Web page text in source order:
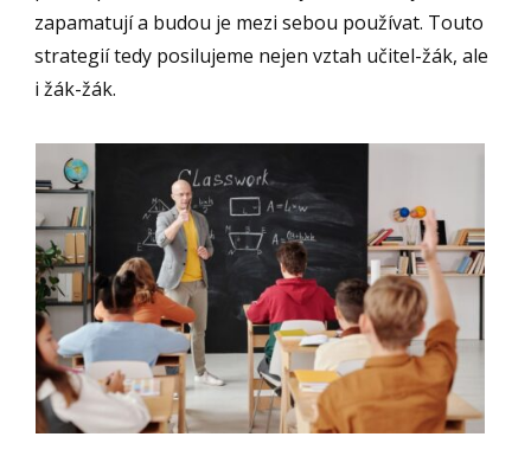
zapamatují a budou je mezi sebou používat. Touto
strategií tedy posilujeme nejen vztah učitel-žák, ale
i žák-žák.